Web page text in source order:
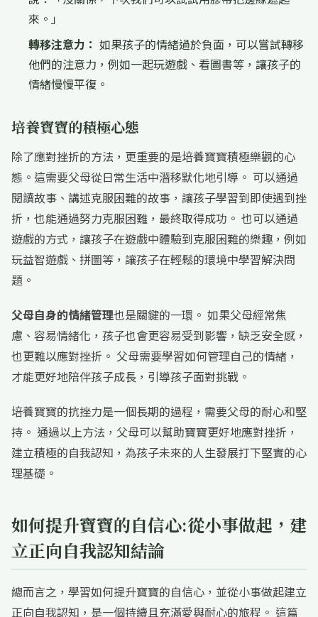
來。」
轉移注意力： 如果孩子的情緒過於負面，可以嘗試轉移
他們的注意力，例如一起玩遊戲、看圖書等，讓孩子的
情緒慢慢平復。
培養寶寶的積極心態
除了應對挫折的方法，更重要的是培養寶寶積極樂觀的心
態。這需要父母從日常生活中潛移默化地引導。 可以通過
閱讀故事、講述克服困難的故事，讓孩子學習到即使遇到挫
折，也能通過努力克服困難，最終取得成功。 也可以通過
遊戲的方式，讓孩子在遊戲中體驗到克服困難的樂趣，例如
玩益智遊戲、拼圖等，讓孩子在輕鬆的環境中學習解決問
題。
父母自身的情緒管理也是關鍵的一環。 如果父母經常焦
慮、容易情緒化，孩子也會更容易受到影響，缺乏安全感，
也更難以應對挫折。 父母需要學習如何管理自己的情緒，
才能更好地陪伴孩子成長，引導孩子面對挑戰。
培養寶寶的抗挫力是一個長期的過程，需要父母的耐心和堅
持。 通過以上方法，父母可以幫助寶寶更好地應對挫折，
建立積極的自我認知，為孩子未來的人生發展打下堅實的心
理基礎。
如何提升寶寶的自信心:從小事做起，建
立正向自我認知結論
總而言之，學習如何提升寶寶的自信心，並從小事做起建立
正向自我認知，是一個持續且充滿愛與耐心的旅程。 這篇